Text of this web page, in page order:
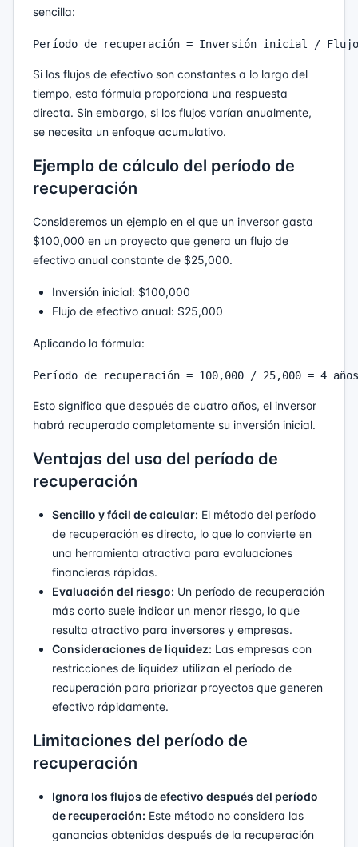
sencilla:
Si los flujos de efectivo son constantes a lo largo del
tiempo, esta fórmula proporciona una respuesta
directa. Sin embargo, si los flujos varían anualmente,
se necesita un enfoque acumulativo.
Ejemplo de cálculo del período de
recuperación
Consideremos un ejemplo en el que un inversor gasta
$100,000 en un proyecto que genera un flujo de
efectivo anual constante de $25,000.
Inversión inicial: $100,000
Flujo de efectivo anual: $25,000
Aplicando la fórmula:
Esto significa que después de cuatro años, el inversor
habrá recuperado completamente su inversión inicial.
Ventajas del uso del período de
recuperación
Sencillo y fácil de calcular: El método del período
de recuperación es directo, lo que lo convierte en
una herramienta atractiva para evaluaciones
financieras rápidas.
Evaluación del riesgo: Un período de recuperación
más corto suele indicar un menor riesgo, lo que
resulta atractivo para inversores y empresas.
Consideraciones de liquidez: Las empresas con
restricciones de liquidez utilizan el período de
recuperación para priorizar proyectos que generen
efectivo rápidamente.
Limitaciones del período de
recuperación
Ignora los flujos de efectivo después del período
de recuperación: Este método no considera las
ganancias obtenidas después de la recuperación